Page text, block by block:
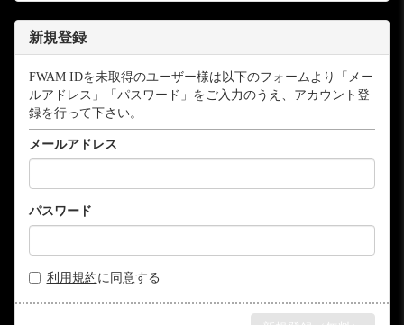
新規登録
FWAM IDを未取得のユーザー様は以下のフォームより「メー
ルアドレス」「パスワード」をご入力のうえ、アカウント登
録を行って下さい。
メールアドレス
パスワード
利用規約に同意する